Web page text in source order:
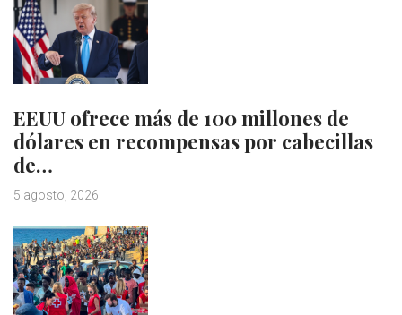
EEUU ofrece más de 100 millones de
dólares en recompensas por cabecillas
de…
5 agosto, 2026